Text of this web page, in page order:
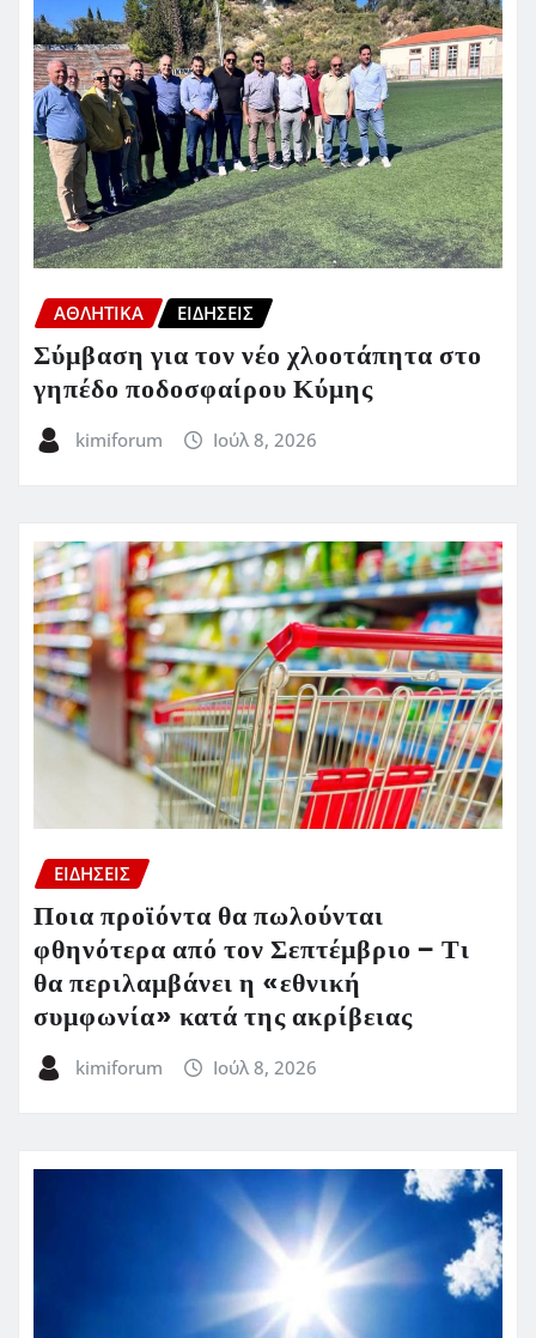
ΑΘΛΗΤΙΚΑ ΕΙΔΗΣΕΙΣ
Σύμβαση για τον νέο χλοοτάπητα στο
γηπέδο ποδοσφαίρου Κύμης
kimiforum Ιούλ 8, 2026
ΕΙΔΗΣΕΙΣ
Ποια προϊόντα θα πωλούνται
φθηνότερα από τον Σεπτέμβριο – Τι
θα περιλαμβάνει η «εθνική
συμφωνία» κατά της ακρίβειας
kimiforum Ιούλ 8, 2026